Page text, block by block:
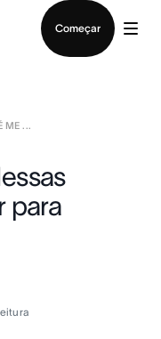
Começar
ME ...
para